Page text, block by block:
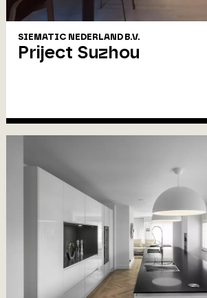
SIEMATIC NEDERLAND B.V.
Priject Suzhou